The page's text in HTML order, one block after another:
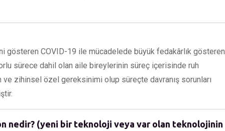
gösteren COVID-19 ile mücadelede büyük fedakârlık gösteren
sürece dahil olan aile bireylerinin süreç içerisinde ruh
ve zihinsel özel gereksinimi olup süreçte davranış sorunları
nedir? (yeni bir teknoloji veya var olan teknolojinin